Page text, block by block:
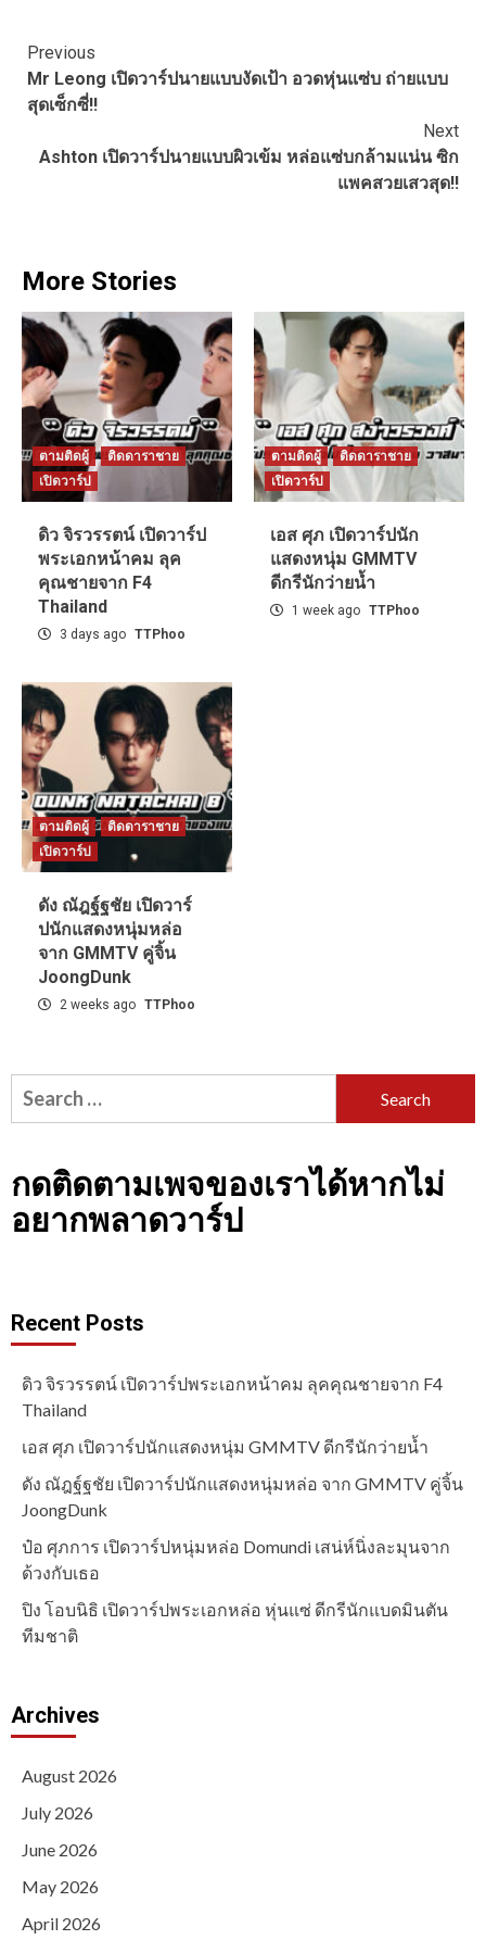
Continue
Reading
Previous
Mr Leong เปิดวาร์ปนายแบบงัดเป้า อวดหุ่นแซ่บ ถ่ายแบบ
สุดเซ็กซี่!!
Next
Ashton เปิดวาร์ปนายแบบผิวเข้ม หล่อแซ่บกล้ามแน่น ซิก
แพคสวยเสวสุด!!
More Stories
ตามติดผู้
ติดดาราชาย
เปิดวาร์ป
ดิว จิรวรรตน์ เปิดวาร์ป
พระเอกหน้าคม ลุค
คุณชายจาก F4
Thailand
3 days ago TTPhoo
ตามติดผู้
ติดดาราชาย
เปิดวาร์ป
เอส ศุภ เปิดวาร์ปนัก
แสดงหนุ่ม GMMTV
ดีกรีนักว่ายน้ำ
1 week ago TTPhoo
ตามติดผู้
ติดดาราชาย
เปิดวาร์ป
ดัง ณัฎฐ์ฐชัย เปิดวาร์
ปนักแสดงหนุ่มหล่อ
จาก GMMTV คู่จิ้น
JoongDunk
2 weeks ago TTPhoo
Search
for:
กดติดตามเพจของเราได้หากไม่
อยากพลาดวาร์ป
Recent Posts
ดิว จิรวรรตน์ เปิดวาร์ปพระเอกหน้าคม ลุคคุณชายจาก F4
Thailand
เอส ศุภ เปิดวาร์ปนักแสดงหนุ่ม GMMTV ดีกรีนักว่ายน้ำ
ดัง ณัฎฐ์ฐชัย เปิดวาร์ปนักแสดงหนุ่มหล่อ จาก GMMTV คู่จิ้น
JoongDunk
ป๋อ ศุภการ เปิดวาร์ปหนุ่มหล่อ Domundi เสน่ห์นิ่งละมุนจาก
ด้วงกับเธอ
ปิง โอบนิธิ เปิดวาร์ปพระเอกหล่อ หุ่นแซ่ ดีกรีนักแบดมินตัน
ทีมชาติ
Archives
August 2026
July 2026
June 2026
May 2026
April 2026